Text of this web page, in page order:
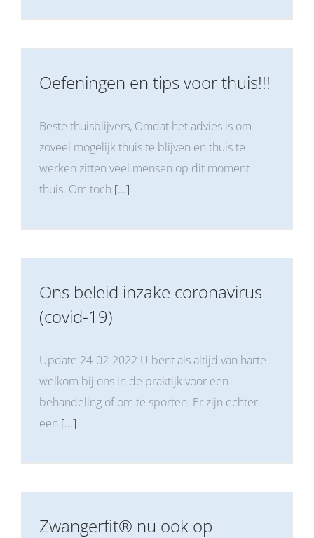
Oefeningen en tips voor thuis!!!
Beste thuisblijvers, Omdat het advies is om
zoveel mogelijk thuis te blijven en thuis te
werken zitten veel mensen op dit moment
thuis. Om toch [...]
Ons beleid inzake coronavirus
(covid-19)
Update 24-02-2022 U bent als altijd van harte
welkom bij ons in de praktijk voor een
behandeling of om te sporten. Er zijn echter
een [...]
Zwangerfit® nu ook op